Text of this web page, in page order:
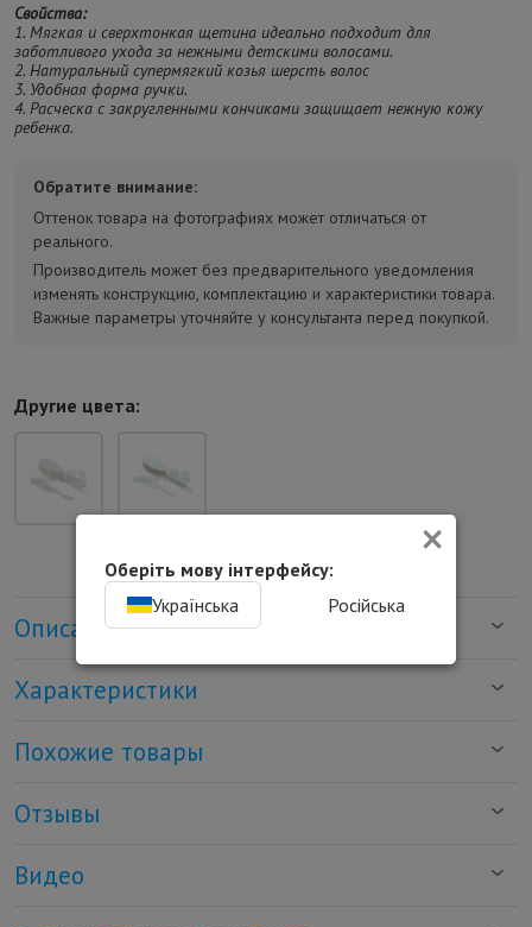
Свойства:
1. Мягкая и сверхтонкая щетина идеально подходит для
заботливого ухода за нежными детскими волосами.
2. Натуральный супермягкий козья шерсть волос
3. Удобная форма ручки.
4. Расческа с закругленными кончиками защищает нежную кожу
ребенка.
Обратите внимание:
Оттенок товара на фотографиях может отличаться от
реального.
Производитель может без предварительного уведомления
изменять конструкцию, комплектацию и характеристики товара.
Важные параметры уточняйте у консультанта перед покупкой.
Другие цвета:
Описание
Характеристики
Похожие товары
Отзывы
Видео
×
Оберіть мову інтерфейсу:
Українська
Російська